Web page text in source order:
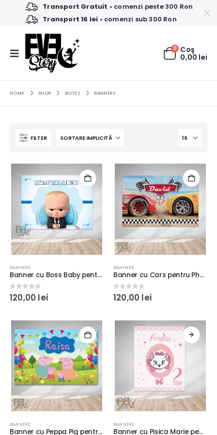
Transport Gratuit • comenzi peste 300 Ron
Transport 16 lei • comenzi sub 300 Ron
0 Coş
0,00 lei
HOME SHOP BOTEZ BANNERE
FILTER
BANNERE
Banner cu Boss Baby pentru Photo Corner, Backdrop personalizat, dimensiuni mari
0out of 5
120,00 lei
BANNERE
Banner cu Cars pentru Photo Corner, Backdrop, personalizat, dimensiune mare
0out of 5
120,00 lei
BANNERE
Banner cu Peppa Pig pentru Photo Corner, Backdrop personalizat, dimensiuni mari, 120 lei/mp
produs
BANNERE
Banner cu Pisica Marie pentru Photo Corner, Backdrop personalizat, dimensiuni mari